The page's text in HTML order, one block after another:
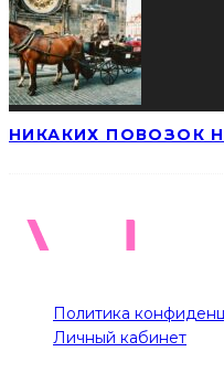
НИКАКИХ ПОВОЗОК
Политика
Личный кабинет